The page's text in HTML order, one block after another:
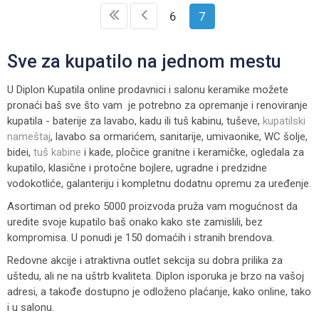
6 7
Sve za kupatilo na jednom mestu
U Diplon Kupatila online prodavnici i salonu keramike možete
pronaći baš sve što vam je potrebno za opremanje i renoviranje
kupatila - baterije za lavabo, kadu ili tuš kabinu, tuševe, kupatilski
nameštaj, lavabo sa ormarićem, sanitarije, umivaonike, WC šolje,
bidei, tuš kabine i kade, pločice granitne i keramičke, ogledala za
kupatilo, klasične i protočne bojlere, ugradne i predzidne
vodokotliće, galanteriju i kompletnu dodatnu opremu za uređenje.
Asortiman od preko 5000 proizvoda pruža vam mogućnost da
uredite svoje kupatilo baš onako kako ste zamislili, bez
kompromisa. U ponudi je 150 domaćih i stranih brendova.
Redovne akcije i atraktivna outlet sekcija su dobra prilika za
uštedu, ali ne na uštrb kvaliteta. Diplon isporuka je brzo na vašoj
adresi, a takođe dostupno je odloženo plaćanje, kako online, tako
i u salonu.